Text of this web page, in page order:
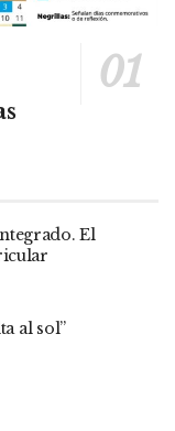
El
al sol”